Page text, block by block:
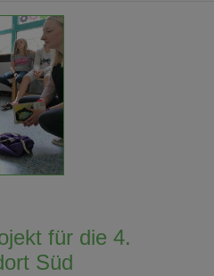
für die 4.
Süd